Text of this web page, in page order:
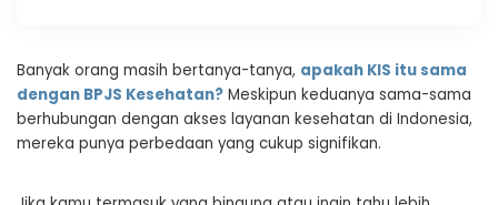
Banyak orang masih bertanya-tanya, apakah KIS itu sama
dengan BPJS Kesehatan? Meskipun keduanya sama-sama
berhubungan dengan akses layanan kesehatan di Indonesia,
mereka punya perbedaan yang cukup signifikan.